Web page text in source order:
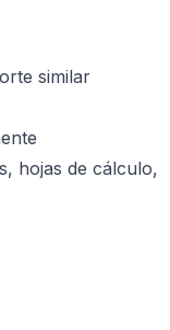
similar
hojas de cálculo,